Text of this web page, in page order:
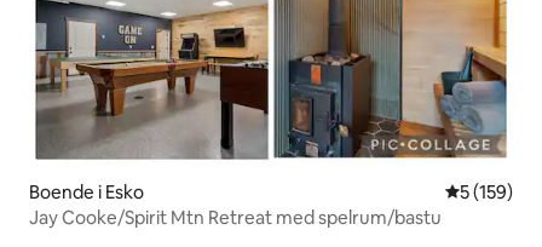
Boende i Esko 5 av 5 i
5 (159)
Jay Cooke/Spirit Mtn Retreat med spelrum/bastu